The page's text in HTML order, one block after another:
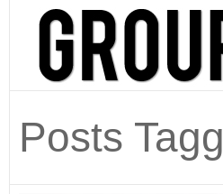
Posts